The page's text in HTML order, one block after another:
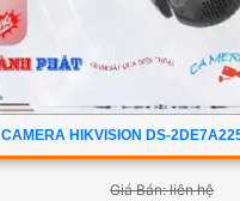
CAMERA HIKVISION DS-
Giá Bán: liên hệ